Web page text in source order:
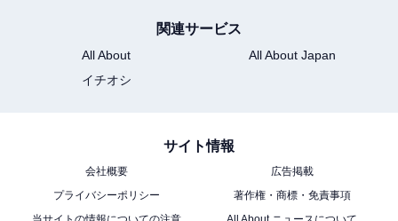
関連サービス
All About
All About Japan
イチオシ
サイト情報
会社概要
広告掲載
プライバシーポリシー
著作権・商標・免責事項